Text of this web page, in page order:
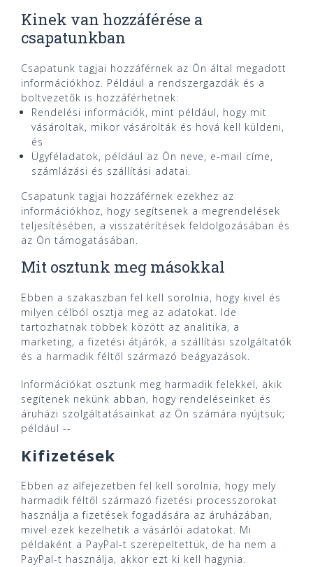
Kinek van hozzáférése a
csapatunkban
Csapatunk tagjai hozzáférnek az Ön által megadott
információkhoz. Például a rendszergazdák és a
boltvezetők is hozzáférhetnek:
Rendelési információk, mint például, hogy mit
vásároltak, mikor vásárolták és hová kell küldeni,
és
Ügyféladatok, például az Ön neve, e-mail címe,
számlázási és szállítási adatai.
Csapatunk tagjai hozzáférnek ezekhez az
információkhoz, hogy segítsenek a megrendelések
teljesítésében, a visszatérítések feldolgozásában és
az Ön támogatásában.
Mit osztunk meg másokkal
Ebben a szakaszban fel kell sorolnia, hogy kivel és
milyen célból osztja meg az adatokat. Ide
tartozhatnak többek között az analitika, a
marketing, a fizetési átjárók, a szállítási szolgáltatók
és a harmadik féltől származó beágyazások.
Információkat osztunk meg harmadik felekkel, akik
segítenek nekünk abban, hogy rendeléseinket és
áruházi szolgáltatásainkat az Ön számára nyújtsuk;
például --
Kifizetések
Ebben az alfejezetben fel kell sorolnia, hogy mely
harmadik féltől származó fizetési processzorokat
használja a fizetések fogadására az áruházában,
mivel ezek kezelhetik a vásárlói adatokat. Mi
példaként a PayPal-t szerepeltettük, de ha nem a
PayPal-t használja, akkor ezt ki kell hagynia.